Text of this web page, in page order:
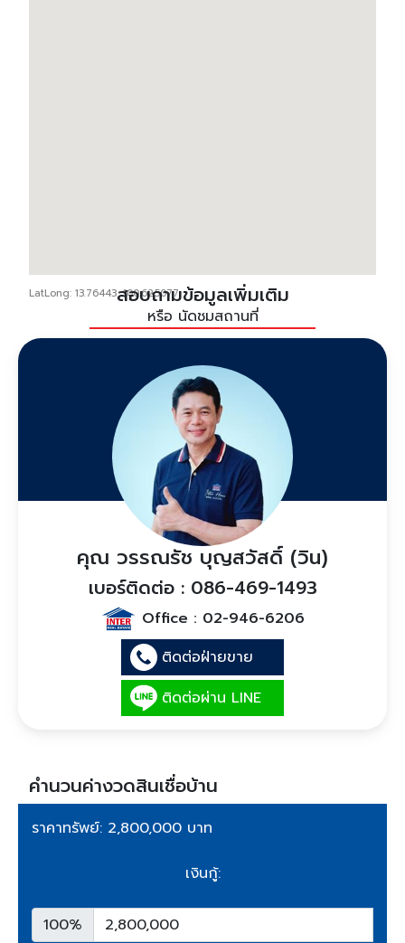
LatLong: 13.76443, 100.625077สอบถามข้อมูลเพิ่มเติม
หรือ นัดชมสถานที่
คุณ วรรณรัช บุญสวัสดิ์ (วิน)
เบอร์ติดต่อ : 086-469-1493
Office : 02-946-6206
ติดต่อฝ่ายขาย
ติดต่อผ่าน LINE
คำนวนค่างวดสินเชื่อบ้าน
ราคาทรัพย์: 2,800,000 บาท
เงินกู้:
100%